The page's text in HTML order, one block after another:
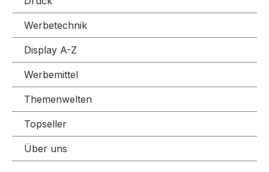
Werbetechnik
Display A-Z
Werbemittel
Themenwelten
Topseller
Über uns